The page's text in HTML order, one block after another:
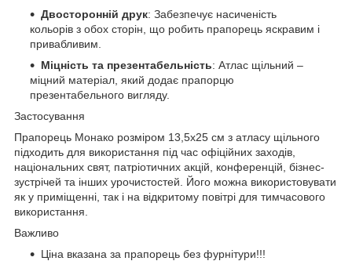
Двосторонній друк: Забезпечує насиченість
кольорів з обох сторін, що робить прапорець яскравим і
привабливим.
Міцність та презентабельність: Атлас щільний –
міцний матеріал, який додає прапорцю
презентабельного вигляду.
Застосування
Прапорець Монако розміром 13,5х25 см з атласу щільного
підходить для використання під час офіційних заходів,
національних свят, патріотичних акцій, конференцій, бізнес-
зустрічей та інших урочистостей. Його можна використовувати
як у приміщенні, так і на відкритому повітрі для тимчасового
використання.
Важливо
Ціна вказана за прапорець без фурнітури!!!